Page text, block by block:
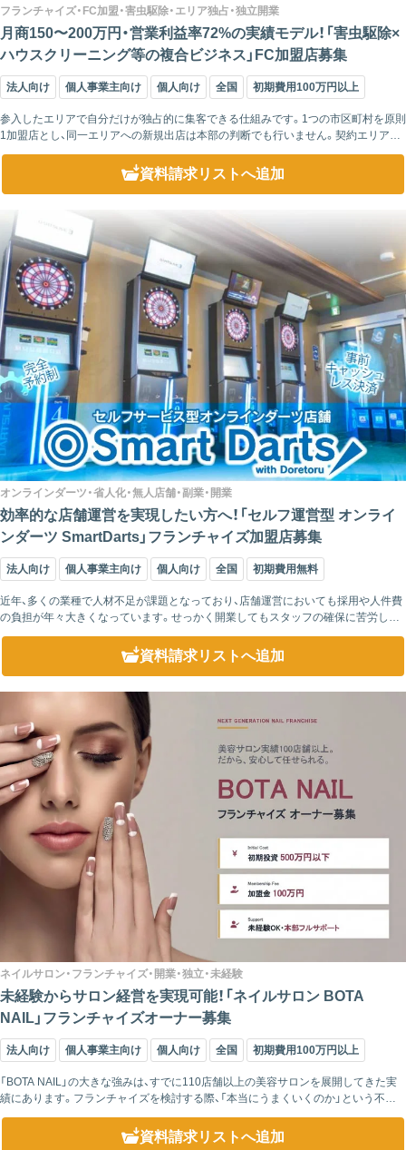
フランチャイズ・FC加盟・害虫駆除・エリア独占・独立開業
月商150〜200万円・営業利益率72%の実績モデル！「害虫駆除×
ハウスクリーニング等の複合ビジネス」FC加盟店募集
法人向け 個人事業主向け 個人向け 全国 初期費用100万円以上
参入したエリアで自分だけが独占的に集客できる仕組みです。1つの市区町村を原則
1加盟店とし、同一エリアへの新規出店は本部の判断でも行いません。契約エリア内
で発生する集客は、加盟店様の独占的な権利として保護されます。 未出店エリアの
資料請求リストへ追加
オンラインダーツ・省人化・無人店舗・副業・開業
効率的な店舗運営を実現したい方へ！「セルフ運営型 オンライ
ンダーツ SmartDarts」フランチャイズ加盟店募集
法人向け 個人事業主向け 個人向け 全国 初期費用無料
近年、多くの業種で人材不足が課題となっており、店舗運営においても採用や人件費
の負担が年々大きくなっています。せっかく開業してもスタッフの確保に苦労した
資料請求リストへ追加
ネイルサロン・フランチャイズ・開業・独立・未経験
未経験からサロン経営を実現可能！「ネイルサロン BOTA
NAIL」フランチャイズオーナー募集
法人向け 個人事業主向け 個人向け 全国 初期費用100万円以上
「BOTA NAIL」の大きな強みは、すでに110店舗以上の美容サロンを展開してきた実
績にあります。フランチャイズを検討する際、「本当にうまくいくのか」という不安
は誰しも感じるものですが、豊富な実績があることで、その不安を大きく...
資料請求リストへ追加